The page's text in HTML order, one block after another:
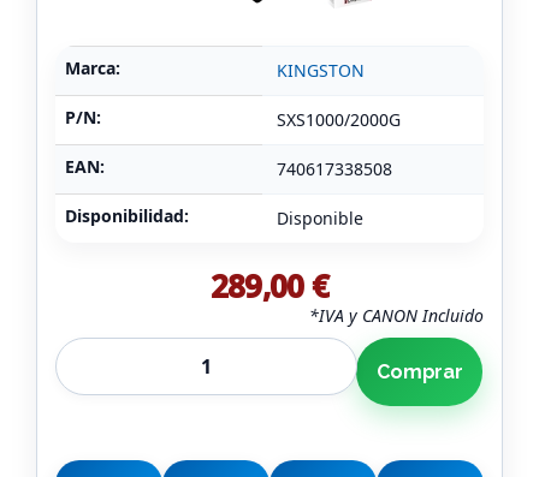
Marca: KINGSTON
P/N: SXS1000/2000G
EAN: 740617338508
Disponibilidad: Disponible
289,00 €
*IVA y CANON Incluido
Comprar